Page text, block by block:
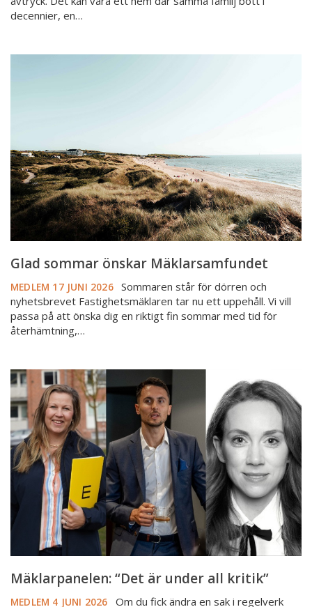
decennier, en…
Glad
Glad sommar önskar Mäklarsamfundet
MEDLEM 17 JUNI 2026 Sommaren står för dörren och
nyhetsbrevet Fastighetsmäklaren tar nu ett uppehåll. Vi vill
passa på att önska dig en riktigt fin sommar med tid för
återhämtning,…
Mäklarpanelen:
“Det
är
under
all
kritik”
Mäklarpanelen: “Det är under all kritik”
MEDLEM 4 JUNI 2026
Om du fick ändra en sak i regelverk